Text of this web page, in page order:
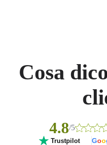
Cosa
4.8/5
Trustpilot Goo